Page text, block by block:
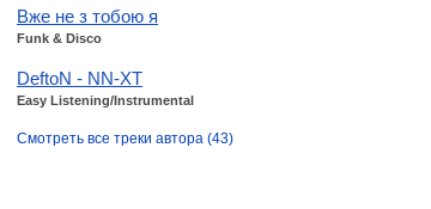
Вже не з тобою я
Funk & Disco
DeftoN - NN-XT
Easy Listening/Instrumental
Смотреть все треки автора (43)